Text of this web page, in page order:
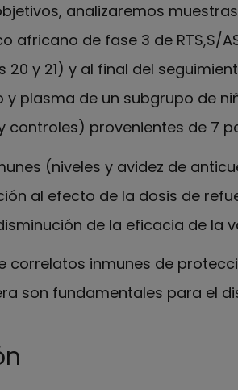
analizaremos
africano de fase 3 de RTS,S/
20 y 21) y al final del
y plasma de un subgrupo de
controles) provenientes de 7
(niveles y avidez de
al efecto de la dosis de
de la eficacia de la
correlatos inmunes de
son fundamentales para el